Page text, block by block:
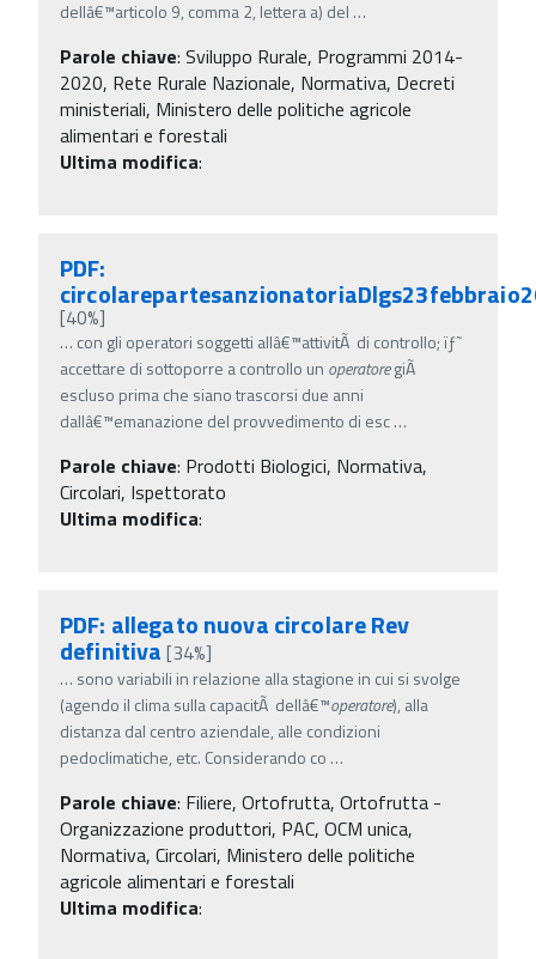
dellâ€™articolo 9, comma 2, lettera a) del …
Parole chiave: Sviluppo Rurale, Programmi 2014-
2020, Rete Rurale Nazionale, Normativa, Decreti
ministeriali, Ministero delle politiche agricole
alimentari e forestali
Ultima modifica:
PDF:
[40%]
… con gli operatori soggetti allâ€™attivitÃ di controllo; ïƒ˜
accettare di sottoporre a controllo un operatoregiÃ
escluso prima che siano trascorsi due anni
dallâ€™emanazione del provvedimento di esc…
Parole chiave: Prodotti Biologici, Normativa,
Circolari, Ispettorato
Ultima modifica:
PDF: allegato nuova circolare Rev
definitiva [34%]
… sono variabili in relazione alla stagione in cui si svolge
(agendo il clima sulla capacitÃ dellâ€™operatore), alla
distanza dal centro aziendale, alle condizioni
pedoclimatiche, etc. Considerando co …
Parole chiave: Filiere, Ortofrutta, Ortofrutta -
Organizzazione produttori, PAC, OCM unica,
Normativa, Circolari, Ministero delle politiche
agricole alimentari e forestali
Ultima modifica: